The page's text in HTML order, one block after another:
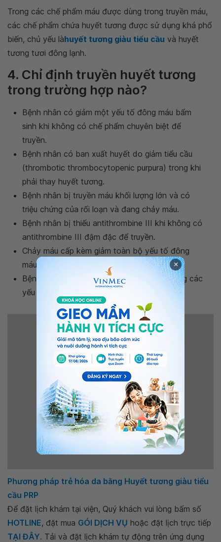
Trong các chế phẩm máu được dùng trong truyền máu,
các chế phẩm chứa huyết tương được sử dụng khá phổ
biến, chủ yếu làhuyết tương giàu tiểu cầu và huyết
tương tươi đông lạnh.
4. Chỉ định truyền huyết tương
trong trường hợp nào?
Bệnh nhân có giảm một yếu tố đông máu bẩm
sinh khi không có chế phẩm chuyên biệt để
truyền.
Bệnh nhân có ban xuất huyết do giảm tiểu cầu
(thrombotic thrombocytopenic purpura) trong khi
phải thay huyết tương.
Bệnh nhân bị truyền máu khối lượng lớn và có
triệu chứng của rối loạn và đang chảy máu.
Bệnh nhân bị thiếu antithrombine III khi không có
antithrombine III đậm đặc để truyền.
Chảy máu cấp kèm giảm toàn bộ yếu tố đông
máu.
Bệnh lý đông máu do tiêu thụ kèm giảm nặng các
yếu tố đông máu.
Phương pháp trẻ hóa da bằng Huyết tương giàu tiểu
cầu PRP
Để đặt lịch khám tại viện, Quý khách vui lòng bấm số
HOTLINE, đặt mua GÓI DỊCH VỤ hoặc đặt lịch trực tiếp
TẠI ĐÂY. Tải và đặt lịch khám tự động trên ứng dụng
×